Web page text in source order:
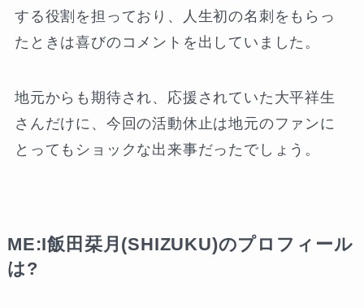
する役割を担っており、人生初の名刺をもらっ
たときは喜びのコメントを出していました。
地元からも期待され、応援されていた大平祥生
さんだけに、今回の活動休止は地元のファンに
とってもショックな出来事だったでしょう。
ME:I飯田栞月(SHIZUKU)のプロフィール
は?